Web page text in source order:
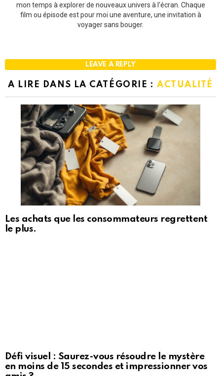
mon temps à explorer de nouveaux univers à l'écran. Chaque
film ou épisode est pour moi une aventure, une invitation à
voyager sans bouger.
LEAVE A REPLY
A LIRE DANS LA CATÉGORIE : ACTUALITÉ
Les achats que les consommateurs regrettent
le plus.
Défi visuel : Saurez-vous résoudre le mystère
en moins de 15 secondes et impressionner vos